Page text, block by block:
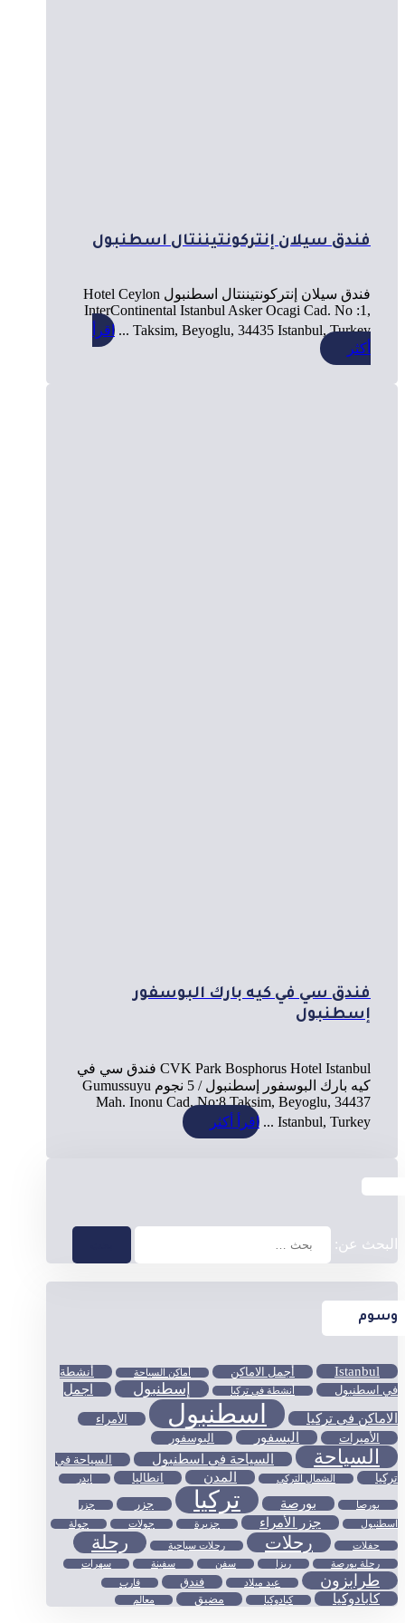
فندق سيلان إنتركونتيننتال اسطنبول
فندق سيلان إنتركونتيننتال اسطنبول Hotel Ceylon
InterContinental Istanbul Asker Ocagi Cad. No :1,
Taksim, Beyoglu, 34435 Istanbul, Turkey ...
اقرأ
أكثر
فندق سي في كيه بارك البوسفور
إسطنبول
CVK Park Bosphorus Hotel Istanbul فندق سي في
كيه بارك البوسفور إسطنبول / 5 نجوم Gumussuyu
Mah. Inonu Cad. No:8 Taksim, Beyoglu, 34437
Istanbul, Turkey ...
اقرأ أكثر
البحث عن:
وسوم
Istanbul أجمل الاماكن أماكن السياحة
أنشطة
في اسطنبول
أنشطة في تركيا إسطنبول
اجمل
الاماكن في تركيا
اسطنبول
الأمراء
الأميرات
البسفور البوسفور
السياحة السياحة في اسطنبول
السياحة في
تركيا
الشمال التركي المدن انطاليا ايدر
بورصا بورصة تركيا جزر
جزر
اسطنبول
جزر الأمراء جزيرة جولات جولة
حفلات رحلات رحلات سياحية رحلة
رحلة بورصة ريزا سفن سفينة سهرات
طرابزون عيد ميلاد فندق قارب
كابادوكيا كبادوكيا مضيق معالم